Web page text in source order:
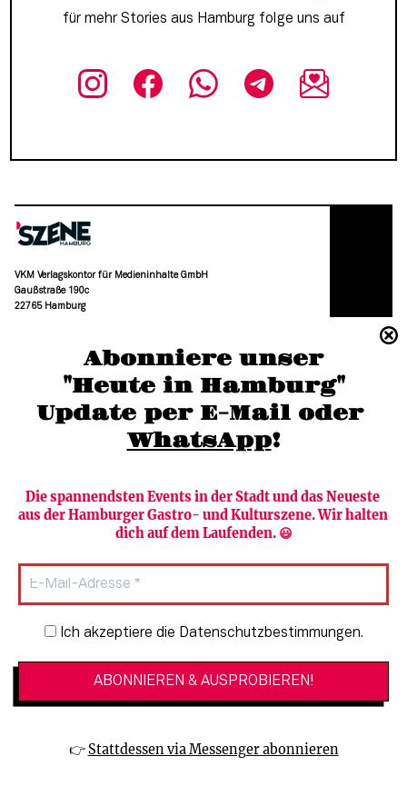
Abonniere unser
"Heute in Hamburg"
Update per E-Mail oder
WhatsApp!
Die spannendsten Events in der Stadt und das Neueste
aus der Hamburger Gastro- und Kulturszene. Wir halten
dich auf dem Laufenden. 😃
Newsletter-Anmeldung
Ich akzeptiere die Datenschutzbestimmungen.
👉 Stattdessen via Messenger abonnieren
für mehr Stories aus Hamburg folge uns auf
VKM Verlagskontor für Medieninhalte GmbH
Gaußstraße 190c
22765 Hamburg
moc.grubmah-enezs@ofni
Newsletter abonnieren
HAMBURG PUR
🔗 Kinoprogramm
Datenschutzbestimmungen